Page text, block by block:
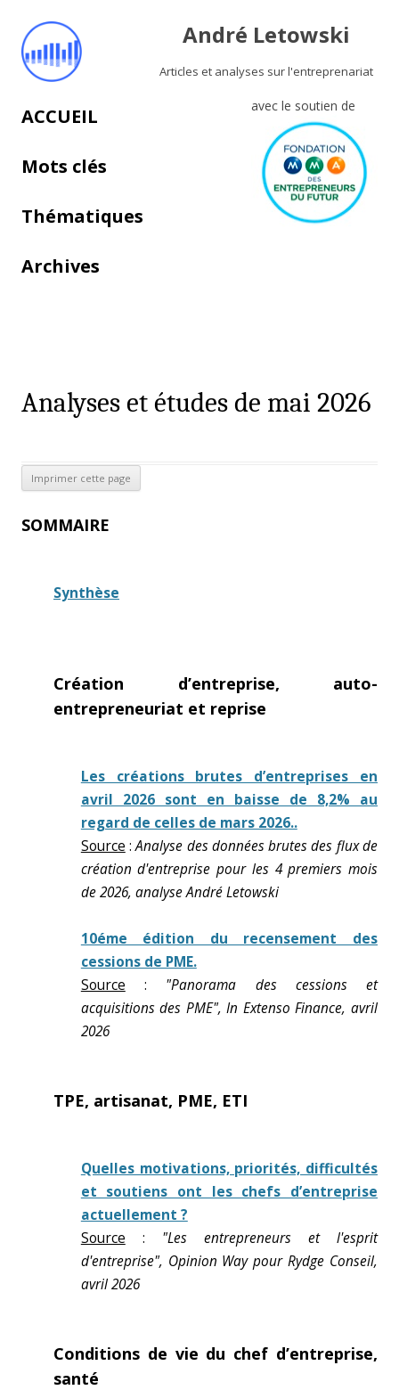
André Letowski
Articles et analyses sur l'entreprenariat
avec le soutien de
Aller au contenu principal
ACCUEIL
Mots clés
Thématiques
Archives
Analyses et études de mai 2026
SOMMAIRE
Synthèse
Création d’entreprise, auto-
entrepreneuriat et reprise
Les créations brutes d’entreprises en
avril 2026 sont en baisse de 8,2% au
regard de celles de mars 2026..
Source :Analyse des données brutes des flux de
création d'entreprise pour les 4 premiers mois
de 2026, analyse André Letowski
10éme édition du recensement des
cessions de PME.
Source : "Panorama des cessions et
acquisitions des PME", In Extenso Finance, avril
2026
TPE, artisanat, PME, ETI
Quelles motivations, priorités, difficultés
et soutiens ont les chefs d’entreprise
actuellement ?
Source : "Les entrepreneurs et l'esprit
d'entreprise", Opinion Way pour Rydge Conseil,
avril 2026
Conditions de vie du chef d’entreprise,
santé